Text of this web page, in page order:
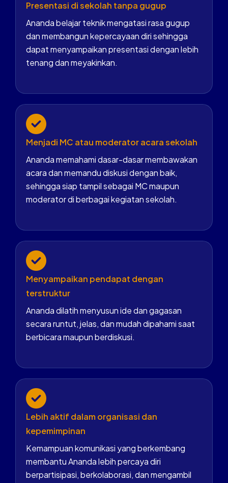
Presentasi di sekolah tanpa gugup
Ananda belajar teknik mengatasi rasa gugup
dan membangun kepercayaan diri sehingga
dapat menyampaikan presentasi dengan lebih
tenang dan meyakinkan.
Menjadi MC atau moderator acara sekolah
Ananda memahami dasar-dasar membawakan
acara dan memandu diskusi dengan baik,
sehingga siap tampil sebagai MC maupun
moderator di berbagai kegiatan sekolah.
Menyampaikan pendapat dengan
terstruktur
Ananda dilatih menyusun ide dan gagasan
secara runtut, jelas, dan mudah dipahami saat
berbicara maupun berdiskusi.
Lebih aktif dalam organisasi dan
kepemimpinan
Kemampuan komunikasi yang berkembang
membantu Ananda lebih percaya diri
berpartisipasi, berkolaborasi, dan mengambil